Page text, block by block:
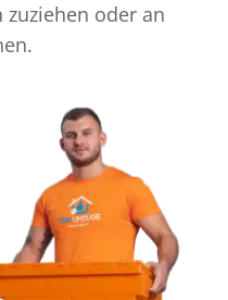
oder an